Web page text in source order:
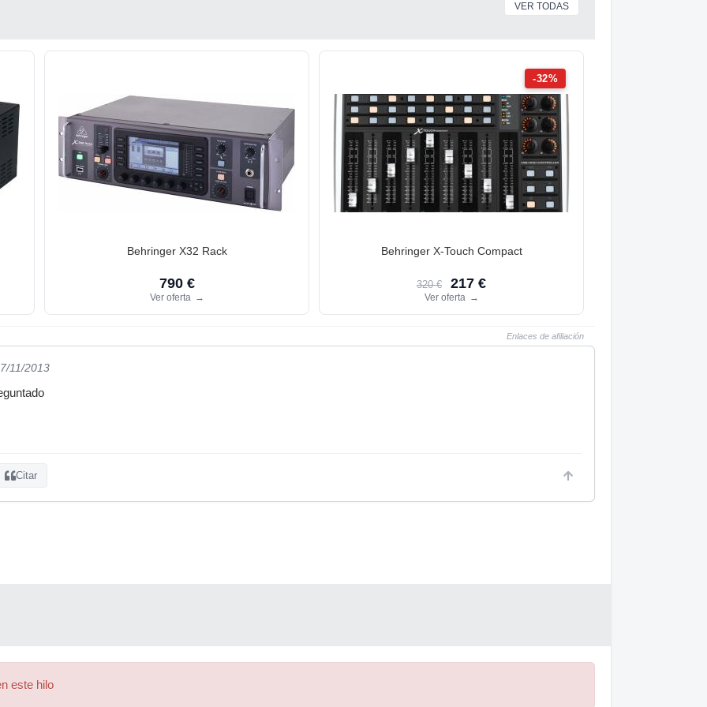
VER TODAS
Behringer X32 Rack
790 €
Ver oferta →
-32%
Behringer X-Touch Compact
320 € 217 €
Ver oferta →
Enlaces de afiliación
11/2013
Citar
este hilo